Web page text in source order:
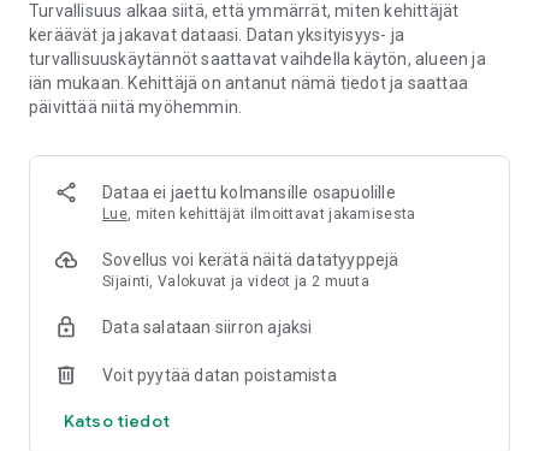
M2-selainkäyttöliittymän ohjevalikosta. Tarvittaessa kysy
lisätietoja organisaationne M2-Pääkäyttäjältä.
Kiitos, että käytät M2 Mobiilia.
Turvallisuus alkaa siitä, että ymmärrät, miten kehittäjät
keräävät ja jakavat dataasi. Datan yksityisyys- ja
turvallisuuskäytännöt saattavat vaihdella käytön, alueen ja
iän mukaan. Kehittäjä on antanut nämä tiedot ja saattaa
päivittää niitä myöhemmin.
Dataa ei jaettu kolmansille osapuolille
Lue, miten kehittäjät ilmoittavat jakamisesta
Sovellus voi kerätä näitä datatyyppejä
Sijainti, Valokuvat ja videot ja 2 muuta
Data salataan siirron ajaksi
Voit pyytää datan poistamista
Katso tiedot